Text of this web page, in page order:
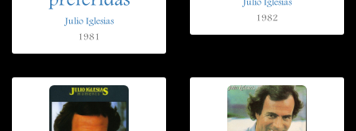
Julio Iglesias
1981
Julio Iglesias
1982